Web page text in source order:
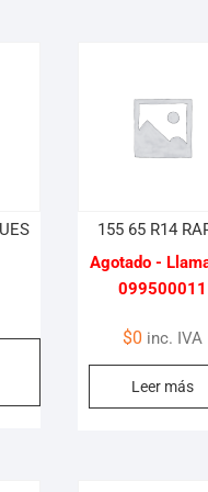
155 65 R14
Agotado -
099500011
$0 inc. IVA
Leer más